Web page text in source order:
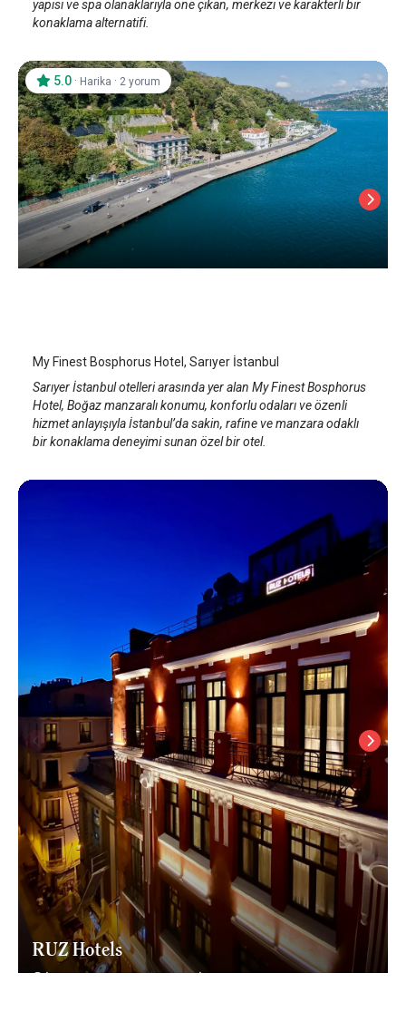
yapısı ve spa olanaklarıyla öne çıkan, merkezi ve karakterli bir
konaklama alternatifi.
5.0 · Harika · 2 yorum
My Finest Bosphorus Hotel, Sarıyer İstanbul
Sarıyer İstanbul otelleri arasında yer alan My Finest Bosphorus
Hotel, Boğaz manzaralı konumu, konforlu odaları ve özenli
hizmet anlayışıyla İstanbul’da sakin, rafine ve manzara odaklı
bir konaklama deneyimi sunan özel bir otel.
RUZ Hotels